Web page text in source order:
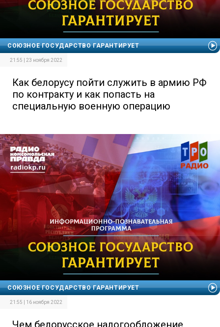
СОЮЗНОЕ ГОСУДАРСТВО ГАРАНТИРУЕТ
21:55 | 23 ноября 2022
Как белорусу пойти служить в армию РФ
по контракту и как попасть на
специальную военную операцию
СОЮЗНОЕ ГОСУДАРСТВО ГАРАНТИРУЕТ
21:55 | 16 ноября 2022